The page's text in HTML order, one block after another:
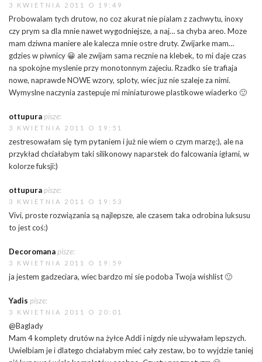
3 KWIETNIA 2011 O 19:49
Probowalam tych drutow, no coz akurat nie pialam z zachwytu, inoxy
czy prym sa dla mnie nawet wygodniejsze, a naj… sa chyba areo. Moze
mam dziwna maniere ale kalecza mnie ostre druty. Zwijarke mam…
gdzies w piwnicy 😀 ale zwijam sama recznie na klebek, to mi daje czas
na spokojne myslenie przy monotonnym zajeciu. Rzadko sie trafiaja
nowe, naprawde NOWE wzory, sploty, wiec juz nie szaleje za nimi.
Wymyslne naczynia zastepuje mi miniaturowe plastikowe wiaderko 🙂
ottupurapisze:
3 KWIETNIA 2011 O 19:51
zestresowałam się tym pytaniem i już nie wiem o czym marzę:), ale na
przykład chciałabym taki silikonowy naparstek do falcowania igłami, w
kolorze fuksji:)
ottupurapisze:
3 KWIETNIA 2011 O 19:53
Vivi, proste rozwiązania są najlepsze, ale czasem taka odrobina luksusu
to jest coś:)
Decoromanapisze:
3 KWIETNIA 2011 O 19:59
ja jestem gadzeciara, wiec bardzo mi sie podoba Twoja wishlist 🙂
Yadis pisze:
3 KWIETNIA 2011 O 20:01
@Baglady
Mam 4 komplety drutów na żyłce Addi i nigdy nie używałam lepszych.
Uwielbiam je i dlatego chciałabym mieć cały zestaw, bo to wyjdzie taniej